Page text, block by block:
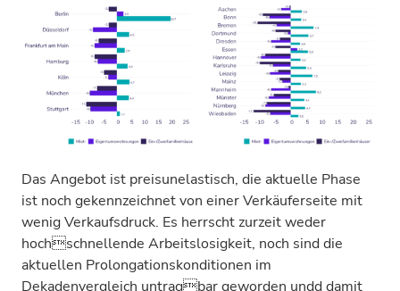
Das Angebot ist preisunelastisch, die aktuelle Phase
ist noch gekennzeichnet von einer Verkäuferseite mit
wenig Verkaufsdruck. Es herrscht zurzeit weder
hochschnellende Arbeitslosigkeit, noch sind die
aktuellen Prolongationskonditionen im
Dekadenvergleich untragbar geworden undd damit